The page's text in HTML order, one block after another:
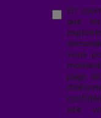
En
que
Vous
page
site